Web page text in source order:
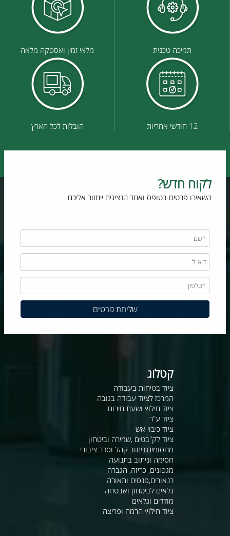
תמיכה טכנית מלאי זמין ואספקה מלאה
12 חודשי אחריות הובלות לכל הארץ
לקוח חדש?
השאירו פרטים בטופס ואחד הנציגים ייחזור אליכם
קטלוג
ציוד בטיחות בעבודה
המרכז לציוד עבודה בגובה
ציוד חילוץ ושעת חירום
ציוד ע"ר
ציוד כיבוי אש
ציוד לק"בטים ,שמירה וביטחון
מחסומים,ניתוב קהל וסדר ציבורי
חסימה וניתוב בתנועה
מגפונים, כריזה, הגברה
רנאורים,פנסים ותאורה
גלאים לביטחון ואבטחה
מודדים וגלאים
ציוד חילוץ הרמה ופריצה